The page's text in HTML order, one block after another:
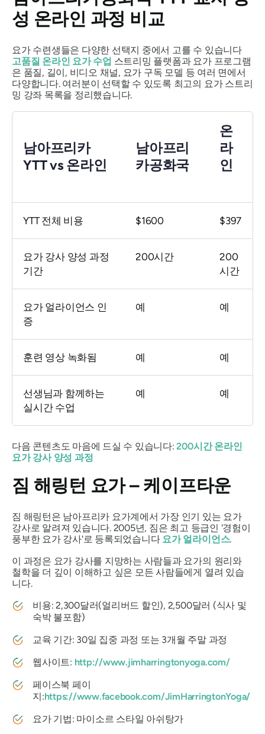
성 온라인 과정 비교
요가 수련생들은 다양한 선택지 중에서 고를 수 있습니다
고품질 온라인 요가 수업 스트리밍 플랫폼과 요가 프로그램
은 품질, 길이, 비디오 채널, 요가 구독 모델 등 여러 면에서
다양합니다. 여러분이 선택할 수 있도록 최고의 요가 스트리
밍 강좌 목록을 정리했습니다.
남아프리카
YTT vs 온라인
남아프리
카공화국
온
라
인
YTT 전체 비용 $1600 $397
요가 강사 양성 과정
기간
200시간
200
시간
요가 얼라이언스 인
증
예 예
훈련 영상 녹화됨 예 예
선생님과 함께하는
실시간 수업
예 예
다음 콘텐츠도 마음에 드실 수 있습니다:200시간 온라인
요가 강사 양성 과정
짐 해링턴 요가 – 케이프타운
짐 해링턴은 남아프리카 요가계에서 가장 인기 있는 요가
강사로 알려져 있습니다. 2005년, 짐은 최고 등급인 '경험이
풍부한 요가 강사'로 등록되었습니다 요가 얼라이언스.
이 과정은 요가 강사를 지망하는 사람들과 요가의 원리와
철학을 더 깊이 이해하고 싶은 모든 사람들에게 열려 있습
니다.
비용: 2,300달러(얼리버드 할인), 2,500달러 (식사 및
숙박 불포함)
교육 기간: 30일 집중 과정 또는 3개월 주말 과정
웹사이트: http://www.jimharringtonyoga.com/
페이스북 페이
지:https://www.facebook.com/JimHarringtonYoga/
요가 기법: 마이소르 스타일 아쉬탕가